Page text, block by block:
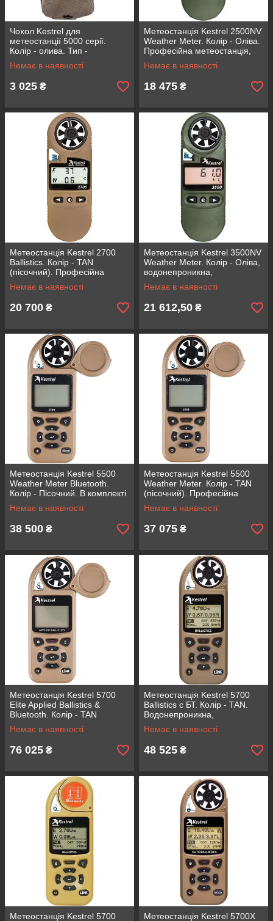
Чохол Kestrel для
метеостанції 5000 серії.
Колір - олива. Тип -
аксессуар, для зручного
перенесення, оливковий
Немає в наявності
3 025 ₴
Метеостанція Kestrel 2500NV
Weather Meter. Колір - Оліва.
Професійна метеостанція,
водонепроникна конструкція,
LCD дисплей
Немає в наявності
18 475 ₴
Метеостанція Kestrel 2700
Ballistics. Колір - TAN
(пісочний). Професійна
метеостанція, цифровий
дисплей, 102 г,
Немає в наявності
20 700 ₴
Метеостанція Kestrel 3500NV
Weather Meter. Колір - Оліва,
водонепроникна,
підсвічування Night Vision,
LCD дисплей
Немає в наявності
21 612,50 ₴
Метеостанція Kestrel 5500
Weather Meter Bluetooth.
Колір - Пісочний. В комплекті
флюгер, чохол, цифровий,
компактний
Немає в наявності
38 500 ₴
Метеостанція Kestrel 5500
Weather Meter. Колір - TAN
(пісочний). Професійна
метеостанція, компактний
вимірювач, цифровий компас
Немає в наявності
37 075 ₴
Метеостанція Kestrel 5700
Elite Applied Ballistics &
Bluetooth. Колір - TAN
(пісочний). Професійна,
водонепроникна, удароміцна
Немає в наявності
76 025 ₴
Метеостанція Kestrel 5700
Ballistics c БТ. Колір - TAN.
Водонепроникна,
ударостійка, LCD дисплей,
цифровий компас
Немає в наявності
48 525 ₴
Метеостанція Kestrel 5700
Метеостанція Kestrel 5700X